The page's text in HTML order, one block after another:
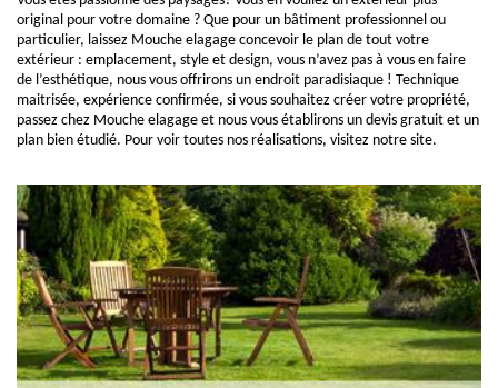
original pour votre domaine ? Que pour un bâtiment professionnel ou
particulier, laissez Mouche elagage concevoir le plan de tout votre
extérieur : emplacement, style et design, vous n’avez pas à vous en faire
de l’esthétique, nous vous offrirons un endroit paradisiaque ! Technique
maitrisée, expérience confirmée, si vous souhaitez créer votre propriété,
passez chez Mouche elagage et nous vous établirons un devis gratuit et un
plan bien étudié. Pour voir toutes nos réalisations, visitez notre site.